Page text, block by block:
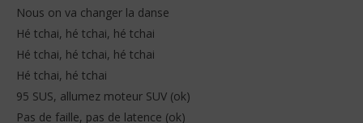
Nous on va changer la danse
Hé tchai, hé tchai, hé tchai
Hé tchai, hé tchai, hé tchai
Hé tchai, hé tchai
95 SUS, allumez moteur SUV (ok)
Pas de faille, pas de latence (ok)